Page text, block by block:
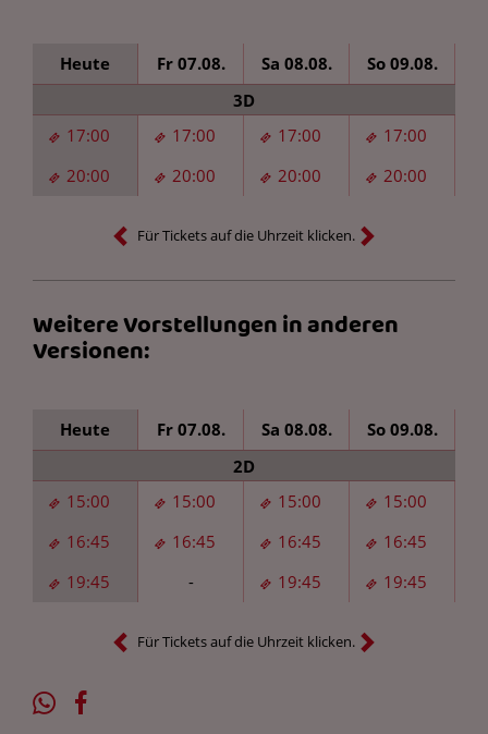
Heute Fr 07.08. Sa 08.08. So 09.08.
17:00 17:00 17:00
17:00
20:00
20:00 20:00 20:00
3D
Für Tickets auf die Uhrzeit klicken.
Weitere Vorstellungen in anderen
Versionen:
Heute Fr 07.08. Sa 08.08. So 09.08.
15:00 15:00 15:00
15:00
16:45
16:45 16:45
16:45
19:45
- 19:45 19:45
2D
Für Tickets auf die Uhrzeit klicken.